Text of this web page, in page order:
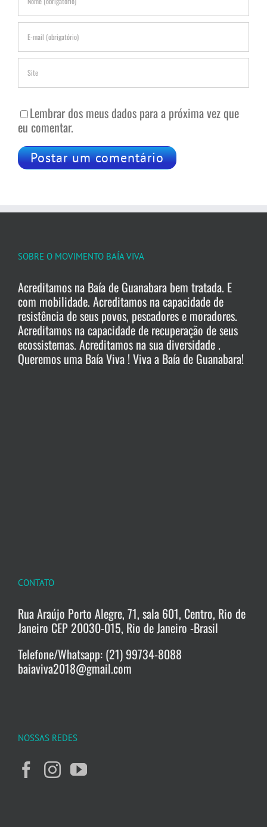
Lembrar dos meus dados para a próxima vez que
eu comentar.
SOBRE O MOVIMENTO BAÍA VIVA
Acreditamos na Baía de Guanabara bem tratada. E
com mobilidade. Acreditamos na capacidade de
resistência de seus povos, pescadores e moradores.
Acreditamos na capacidade de recuperação de seus
ecossistemas. Acreditamos na sua diversidade .
Queremos uma Baía Viva ! Viva a Baía de Guanabara!
CONTATO
Rua Araújo Porto Alegre, 71, sala 601, Centro, Rio de
Janeiro CEP 20030-015, Rio de Janeiro -Brasil
Telefone/Whatsapp: (21) 99734-8088
baiaviva2018@gmail.com
NOSSAS REDES